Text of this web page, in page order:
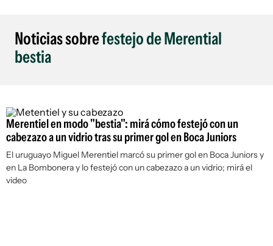
Noticias sobrefestejo de Merential
bestia
Merentiel en modo "bestia": mirá cómo festejó con un
cabezazo a un vidrio tras su primer gol en Boca Juniors
El uruguayo Miguel Merentiel marcó su primer gol en Boca Juniors y
en La Bombonera y lo festejó con un cabezazo a un vidrio; mirá el
video